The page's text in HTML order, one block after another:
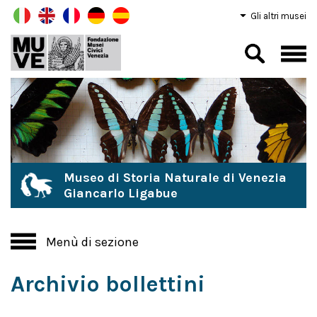
Gli altri musei
Museo di Storia Naturale di Venezia
Giancarlo Ligabue
Menù di sezione
Archivio bollettini